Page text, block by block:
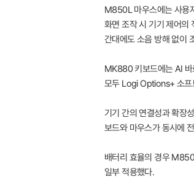
M850L 마우스에는 사용
화면 조작 시 기기 제어의
간대에도 소음 방해 없이
MK880 키보드에는 AI 바
모두 Logi Options+ 소프
기기 간의 연결성과 확장
보드와 마우스가 동시에
배터리 효율의 경우
일부 적용했다.